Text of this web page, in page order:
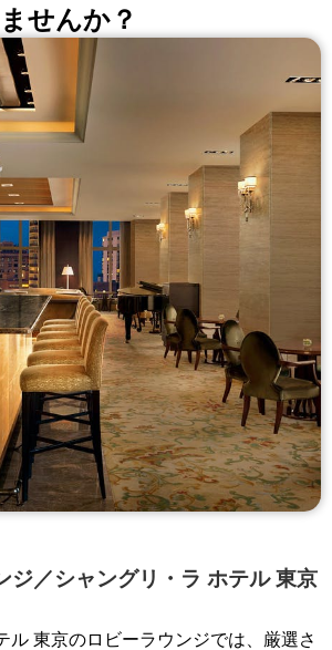
せんか？
ジ／シャングリ・ラ ホテル 東京
ル 東京のロビーラウンジでは、厳選さ